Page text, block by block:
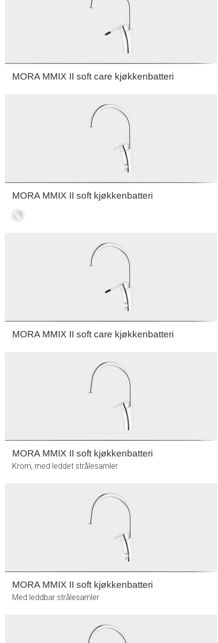
MORA MMIX II soft care kjøkkenbatteri
MORA MMIX II soft kjøkkenbatteri
Krom
MORA MMIX II soft care kjøkkenbatteri
MORA MMIX II soft kjøkkenbatteri
Krom, med leddet strålesamler
MORA MMIX II soft kjøkkenbatteri
Med leddbar strålesamler